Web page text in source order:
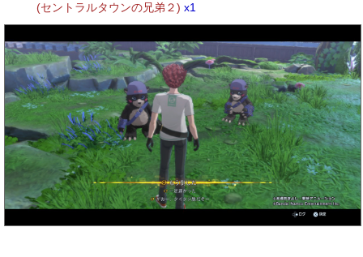
(セントラルタウンの兄弟２) x1